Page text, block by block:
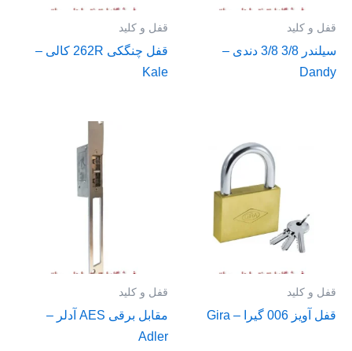
قفل و کلید
سیلندر 3/8 3/8 دندی –
Dandy
قفل و کلید
قفل چنگکی 262R کالی –
Kale
قفل و کلید
قفل آویز 006 گیرا – Gira
قفل و کلید
مقابل برقی AES آدلر –
Adler